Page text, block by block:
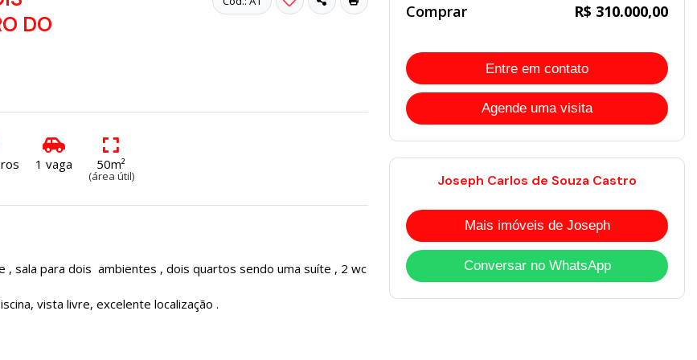
DO
1 vaga 50m²
(área útil)
sala para dois ambientes , dois quartos sendo uma suíte , 2 wc
vista livre, excelente localização .
Comprar R$ 310.000,00
Entre em contato
Agende uma visita
Joseph Carlos de Souza Castro
Mais imóveis de Joseph
Conversar no WhatsApp